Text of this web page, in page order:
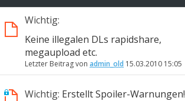
25
26
Wichtig:
Keine illegalen DLs rapidshare,
megaupload etc.
Letzter Beitrag von admin_old 15.03.2010 15:05
Wichtig: Erstellt Spoiler-Warnungen!